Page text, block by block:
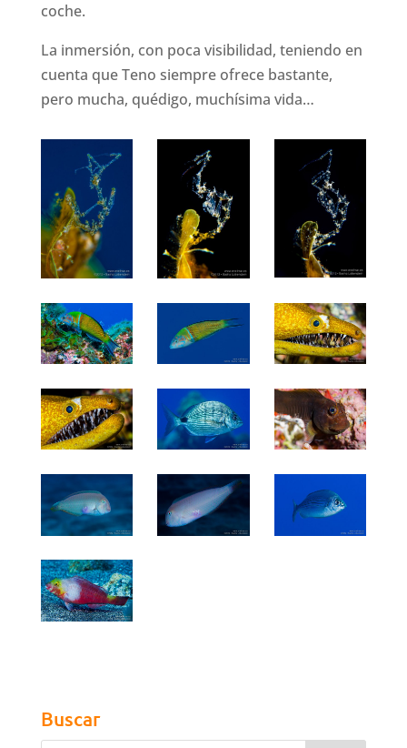
coche.
La inmersión, con poca visibilidad, teniendo en
cuenta que Teno siempre ofrece bastante,
pero mucha, quédigo, muchísima vida…
Buscar